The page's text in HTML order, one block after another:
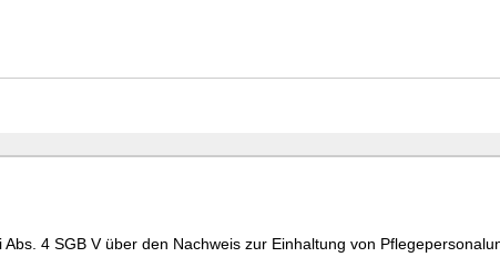
4 SGB V über den Nachweis zur Einhaltung von